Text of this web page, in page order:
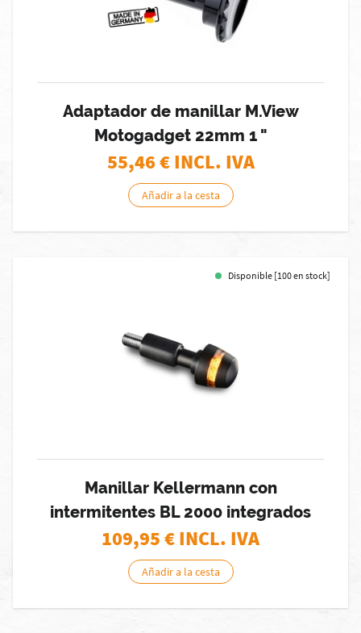
Adaptador de manillar M.View
Motogadget 22mm 1 "
55,46€ INCL. IVA
Añadir a la cesta
Disponible [100 en stock]
Manillar Kellermann con
intermitentes BL 2000 integrados
109,95€ INCL. IVA
Añadir a la cesta